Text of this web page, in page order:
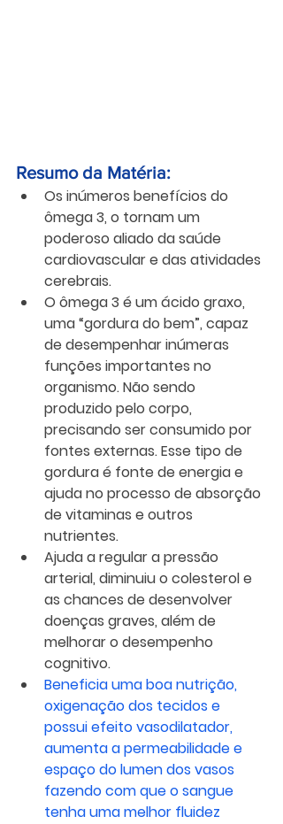
Resumo da Matéria:
Os inúmeros benefícios do
ômega 3, o tornam um
poderoso aliado da saúde
cardiovascular e das atividades
cerebrais.
O ômega 3 é um ácido graxo,
uma “gordura do bem”, capaz
de desempenhar inúmeras
funções importantes no
organismo. Não sendo
produzido pelo corpo,
precisando ser consumido por
fontes externas. Esse tipo de
gordura é fonte de energia e
ajuda no processo de absorção
de vitaminas e outros
nutrientes.
Ajuda a regular a pressão
arterial, diminuiu o colesterol e
as chances de desenvolver
doenças graves, além de
melhorar o desempenho
cognitivo.
Beneficia uma boa nutrição,
oxigenação dos tecidos e
possui efeito vasodilatador,
aumenta a permeabilidade e
espaço do lumen dos vasos
fazendo com que o sangue
tenha uma melhor fluidez